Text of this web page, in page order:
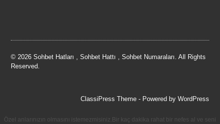
© 2026 Sohbet Hatları , Sohbet Hattı , Sohbet Numaraları. All Rights
Reserved.
ClassiPress Theme- Powered by WordPress
Özel anlarınızın olmasını istemezmisiniz.Bir kaç dakika rahat bir nefes al ve seni